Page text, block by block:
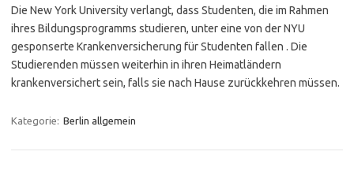
Die New York University verlangt, dass Studenten, die im Rahmen
ihres Bildungsprogramms studieren, unter eine von der NYU
gesponserte Krankenversicherung für Studenten fallen . Die
Studierenden müssen weiterhin in ihren Heimatländern
krankenversichert sein, falls sie nach Hause zurückkehren müssen.
Kategorie: Berlin allgemein